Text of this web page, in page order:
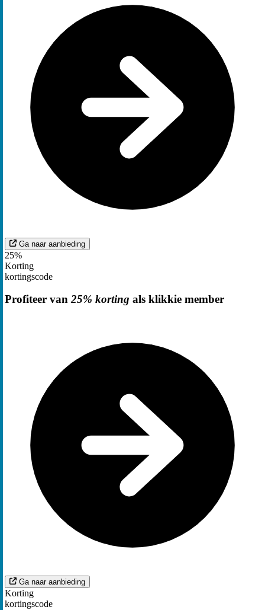
Ga naar aanbieding
25%
Korting
kortingscode
Profiteer van25% korting als klikkie member
Ga naar aanbieding
Korting
kortingscode